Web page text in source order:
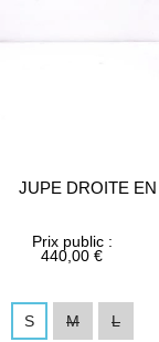
JUPE DROITE
Prix public :
440,00 €
S M L